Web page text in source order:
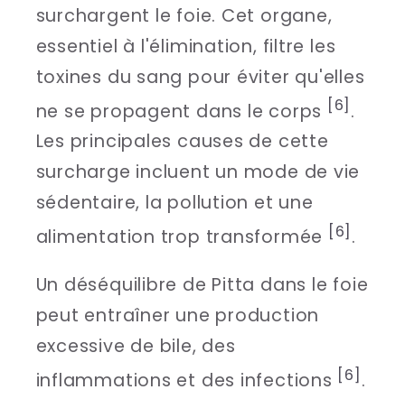
surchargent le foie. Cet organe,
essentiel à l'élimination, filtre les
toxines du sang pour éviter qu'elles
ne se propagent dans le corps [6] .
Les principales causes de cette
surcharge incluent un mode de vie
sédentaire, la pollution et une
alimentation trop transformée [6] .
Un déséquilibre de Pitta dans le foie
peut entraîner une production
excessive de bile, des
inflammations et des infections [6] .